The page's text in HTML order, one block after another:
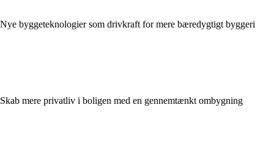
Nye byggeteknologier som drivkraft for mere bæredygtigt byggeri
Skab mere privatliv i boligen med en gennemtænkt ombygning